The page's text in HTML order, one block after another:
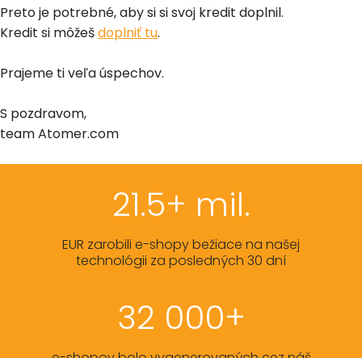
Preto je potrebné, aby si si svoj kredit doplnil.
Kredit si môžešdoplniť tu.
Prajeme ti veľa úspechov.
S pozdravom,
team Atomer.com
21.5+ mil.
EUR zarobili e-shopy bežiace na našej
technológii za posledných 30 dní
32 000+